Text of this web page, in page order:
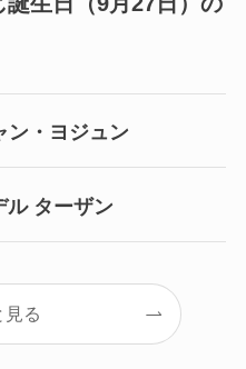
ン・ヨジュン
ル ターザン
見る